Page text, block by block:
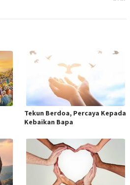
Tekun Berdoa, Percaya Kepada
Kebaikan Bapa